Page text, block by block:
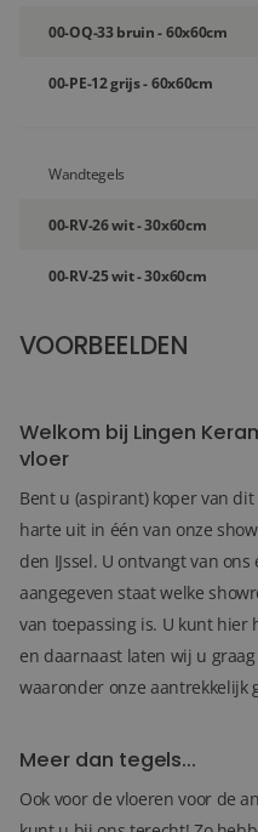
00-OQ-33 bruin - 60x60cm
00-PE-12 grijs - 60x60cm
Wandtegels
00-RV-26 wit - 30x60cm
00-RV-25 wit - 30x60cm
VOORBEELDEN
Welkom bij Lingen
vloer
Bent u (aspirant) koper van
harte uit in één van onze
den IJssel. U ontvangt van
aangegeven staat welke
van toepassing is. U kunt
en daarnaast laten wij u
waaronder onze aantrekkelijk
Meer dan tegels...
Ook voor de vloeren voor de